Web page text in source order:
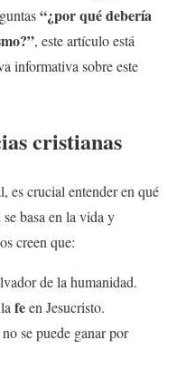
“¿por qué debería
?”, este artículo está
informativa sobre este
cristianas
es crucial entender en qué
basa en la vida y
creen que:
de la humanidad.
feen Jesucristo.
se puede ganar por